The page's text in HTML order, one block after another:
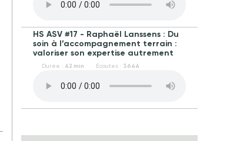
HS ASV #17 - Raphaël Lanssens : Du
soin à l’accompagnement terrain :
valoriser son expertise autrement
Durée : 42 min Écoutes : 3644